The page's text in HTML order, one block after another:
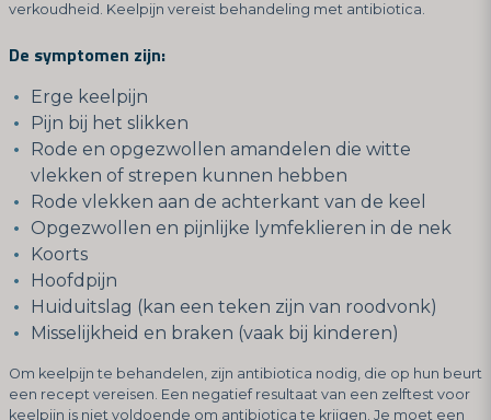
verkoudheid. Keelpijn vereist behandeling met antibiotica.
De symptomen zijn:
Erge keelpijn
Pijn bij het slikken
Rode en opgezwollen amandelen die witte
vlekken of strepen kunnen hebben
Rode vlekken aan de achterkant van de keel
Opgezwollen en pijnlijke lymfeklieren in de nek
Koorts
Hoofdpijn
Huiduitslag (kan een teken zijn van roodvonk)
Misselijkheid en braken (vaak bij kinderen)
Om keelpijn te behandelen, zijn antibiotica nodig, die op hun beurt
een recept vereisen. Een negatief resultaat van een zelftest voor
keelpijn is niet voldoende om antibiotica te krijgen. Je moet een